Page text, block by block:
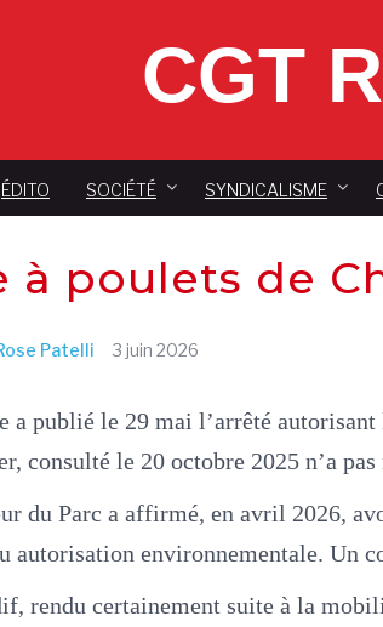
CGT
ÉDITO SOCIÉTÉ SYNDICALISME
à poulets de
Patelli 3 juin 2026
a publié le 29 mai l’arrêté
consulté le 20 octobre 2025 n’a
du Parc a affirmé, en avril 2026,
autorisation environnementale. Un
rendu certainement suite à la